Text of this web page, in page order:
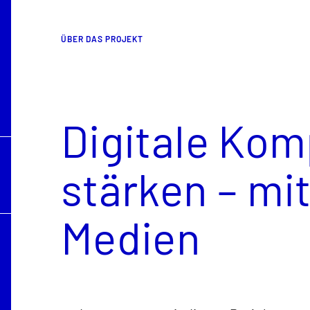
ÜBER DAS PROJEKT
Digitale
stärken –
Medien